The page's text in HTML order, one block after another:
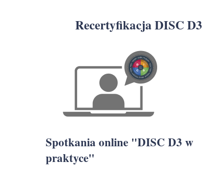
Recertyfikacja DISC D3
Spotkania online "DISC D3 w
praktyce"